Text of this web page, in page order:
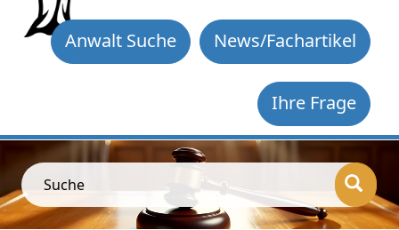
News/Fachartikel
Anwalt Suche
Ihre Frage
Suche